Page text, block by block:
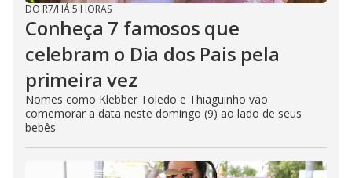
DO R7/HÁ 5 HORAS
Conheça 7 famosos que
celebram o Dia dos Pais pela
primeira vez
Nomes como Klebber Toledo e Thiaguinho vão
comemorar a data neste domingo (9) ao lado de seus
bebês